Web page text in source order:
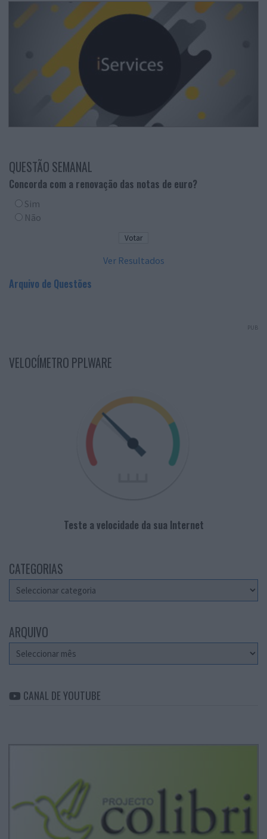
QUESTÃO SEMANAL
Concorda com a renovação das notas de euro?
Sim
Não
Ver Resultados
Arquivo de Questões
PUB
VELOCÍMETRO PPLWARE
Teste a velocidade da sua Internet
CATEGORIAS
Categorias
ARQUIVO
Arquivo
CANAL DE YOUTUBE